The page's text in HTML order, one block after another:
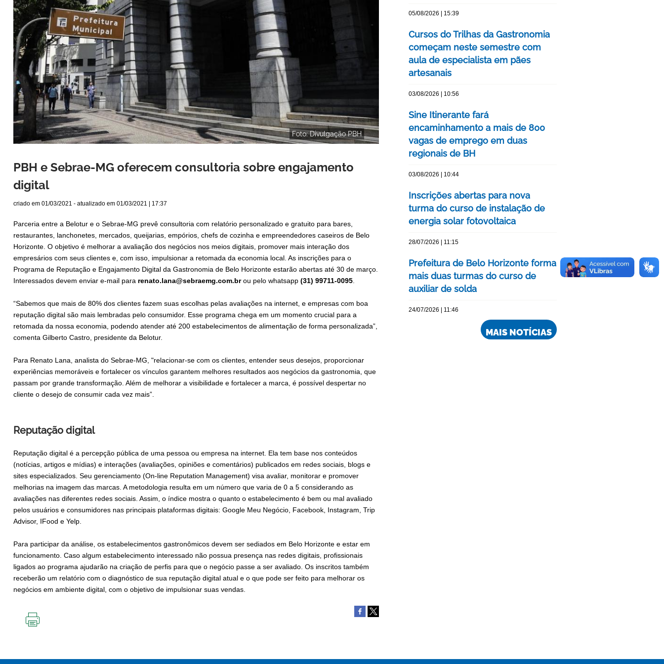
Foto: Divulgação PBH
PBH e Sebrae-MG oferecem consultoria sobre engajamento
digital
criado em 01/03/2021 - atualizado em 01/03/2021 | 17:37
Parceria entre a Belotur e o Sebrae-MG prevê consultoria com relatório personalizado e gratuito para bares,
restaurantes, lanchonetes, mercados, queijarias, empórios, chefs de cozinha e empreendedores caseiros de Belo
Horizonte. O objetivo é melhorar a avaliação dos negócios nos meios digitais, promover mais interação dos
empresários com seus clientes e, com isso, impulsionar a retomada da economia local. As inscrições para o
Programa de Reputação e Engajamento Digital da Gastronomia de Belo Horizonte estarão abertas até 30 de março.
Interessados devem enviar e-mail para renato.lana@sebraemg.com.brou pelo whatsapp (31) 99711-0095.
“Sabemos que mais de 80% dos clientes fazem suas escolhas pelas avaliações na internet, e empresas com boa
reputação digital são mais lembradas pelo consumidor. Esse programa chega em um momento crucial para a
retomada da nossa economia, podendo atender até 200 estabelecimentos de alimentação de forma personalizada”,
comenta Gilberto Castro, presidente da Belotur.
Para Renato Lana, analista do Sebrae-MG, "relacionar-se com os clientes, entender seus desejos, proporcionar
experiências memoráveis e fortalecer os vínculos garantem melhores resultados aos negócios da gastronomia, que
passam por grande transformação. Além de melhorar a visibilidade e fortalecer a marca, é possível despertar no
cliente o desejo de consumir cada vez mais”.
Reputação digital
Reputação digital é a percepção pública de uma pessoa ou empresa na internet. Ela tem base nos conteúdos
(notícias, artigos e mídias) e interações (avaliações, opiniões e comentários) publicados em redes sociais, blogs e
sites especializados. Seu gerenciamento (On-line Reputation Management) visa avaliar, monitorar e promover
melhorias na imagem das marcas. A metodologia resulta em um número que varia de 0 a 5 considerando as
avaliações nas diferentes redes sociais. Assim, o índice mostra o quanto o estabelecimento é bem ou mal avaliado
pelos usuários e consumidores nas principais plataformas digitais: Google Meu Negócio, Facebook, Instagram, Trip
Advisor, IFood e Yelp.
Para participar da análise, os estabelecimentos gastronômicos devem ser sediados em Belo Horizonte e estar em
funcionamento. Caso algum estabelecimento interessado não possua presença nas redes digitais, profissionais
ligados ao programa ajudarão na criação de perfis para que o negócio passe a ser avaliado. Os inscritos também
receberão um relatório com o diagnóstico de sua reputação digital atual e o que pode ser feito para melhorar os
negócios em ambiente digital, com o objetivo de impulsionar suas vendas.
05/08/2026 | 15:39
Cursos do Trilhas da Gastronomia
começam neste semestre com
aula de especialista em pães
artesanais
03/08/2026 | 10:56
Sine Itinerante fará
encaminhamento a mais de 800
vagas de emprego em duas
regionais de BH
03/08/2026 | 10:44
Inscrições abertas para nova
turma do curso de instalação de
energia solar fotovoltaica
28/07/2026 | 11:15
Prefeitura de Belo Horizonte forma
mais duas turmas do curso de
auxiliar de solda
24/07/2026 | 11:46
MAIS NOTÍCIAS